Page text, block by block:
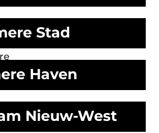
Stad
Haven
Nieuw-West